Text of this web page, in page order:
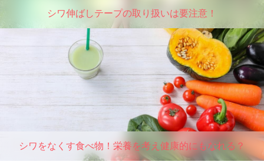
シワ伸ばしテープの取り扱いは要注意！
シワをなくす食べ物！栄養を考え健康的にもなれる？